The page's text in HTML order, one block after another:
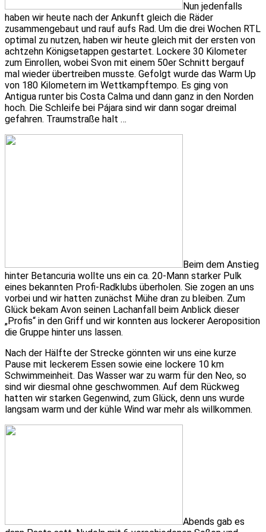
Nun jedenfalls
haben wir heute nach der Ankunft gleich die Räder
zusammengebaut und rauf aufs Rad. Um die drei Wochen RTL
optimal zu nutzen, haben wir heute gleich mit der ersten von
achtzehn Königsetappen gestartet. Lockere 30 Kilometer
zum Einrollen, wobei Svon mit einem 50er Schnitt bergauf
mal wieder übertreiben musste. Gefolgt wurde das Warm Up
von 180 Kilometern im Wettkampftempo. Es ging von
Antigua runter bis Costa Calma und dann ganz in den Norden
hoch. Die Schleife bei Pájara sind wir dann sogar dreimal
gefahren. Traumstraße halt …
Beim dem Anstieg
hinter Betancuria wollte uns ein ca. 20-Mann starker Pulk
eines bekannten Profi-Radklubs überholen. Sie zogen an uns
vorbei und wir hatten zunächst Mühe dran zu bleiben. Zum
Glück bekam Avon seinen Lachanfall beim Anblick dieser
„Profis“ in den Griff und wir konnten aus lockerer Aeroposition
die Gruppe hinter uns lassen.
Nach der Hälfte der Strecke gönnten wir uns eine kurze
Pause mit leckerem Essen sowie eine lockere 10 km
Schwimmeinheit. Das Wasser war zu warm für den Neo, so
sind wir diesmal ohne geschwommen. Auf dem Rückweg
hatten wir starken Gegenwind, zum Glück, denn uns wurde
langsam warm und der kühle Wind war mehr als willkommen.
Abends gab es